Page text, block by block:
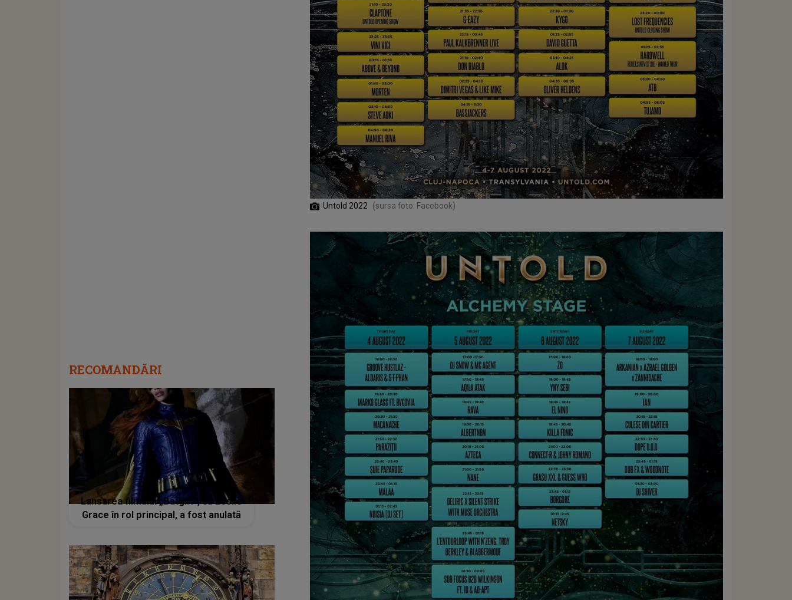
Untold 2022 (sursa foto: Facebook)
RECOMANDĂRI
Lansarea filmului „Batgirl”, cu Leslie
Grace în rol principal, a fost anulată